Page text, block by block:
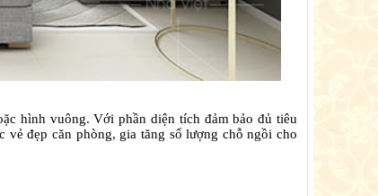
hình vuông. Với phần diện tích đảm bảo đủ tiêu
vẻ đẹp căn phòng, gia tăng số lượng chỗ ngồi cho